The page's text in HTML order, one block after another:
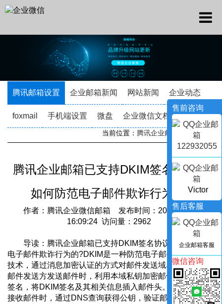
腾讯邮箱设置 企业邮箱新闻 网站新闻 企业动态
foxmail 手机端设置 微盘 企业微信文档
当前位置： 腾讯企业邮箱 新闻资讯
腾讯企业邮箱已支持DKIM签名协议，
如何防范电子邮件欺诈行为的?
作者：腾讯企业微信邮箱 发布时间：2022-12-02
16:09:24 访问量：2962
导读：腾讯企业邮箱已支持DKIM签名协议，如何防范
电子邮件欺诈行为的?DKIM是一种防范电子邮件欺诈的验证
技术，通过消息加密认证的方式对邮件发送域名进行验证。
邮件发送方发送邮件时，利用本域私钥加密邮件生成DKIM
签名，将DKIM签名及其相关信息插入邮件头。邮件接收方
接收邮件时，通过DNS查询获得公钥，验证邮件DKIM签名
售前咨询
122932055
Victor
售后客服
企业邮箱客服
微信咨询